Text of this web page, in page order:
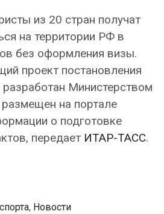
из 20 стран получат
на территории РФ в
без оформления визы.
проект постановления
разработан Министерством
на портале
о подготовке
передает ИТАР-ТАСС.
, Новости